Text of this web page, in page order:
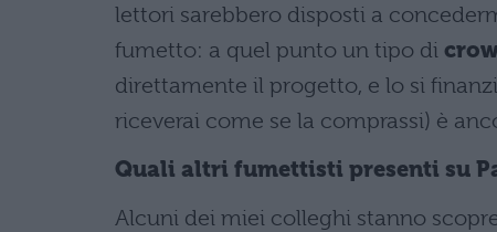
lettori sarebbero disposti a
fumetto: a quel punto un tipo di
direttamente il progetto, e lo si
riceverai come se la comprassi) è
Quali altri fumettisti presenti su
Alcuni dei miei colleghi stanno